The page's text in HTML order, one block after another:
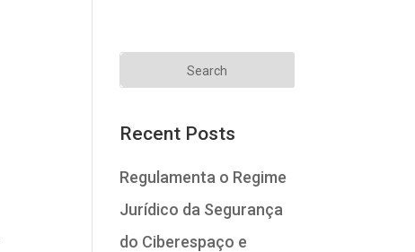
Recent Posts
Regulamenta o Regime
Jurídico da Segurança
do Ciberespaço e